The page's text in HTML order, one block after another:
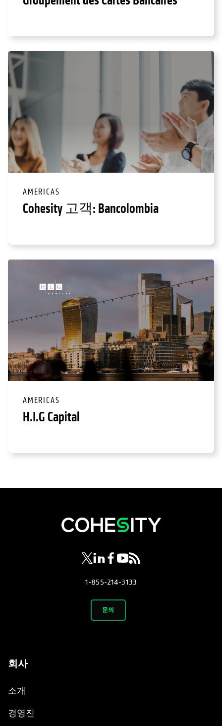
AMERICAS
Cohesity 고객: Bancolombia
AMERICAS
H.I.G Capital
opens in a new tab
opens in a new tab
opens in a new tab
opens in a new tab
opens in a new tab
1-855-214-3133
문의
회사
소개
경영진